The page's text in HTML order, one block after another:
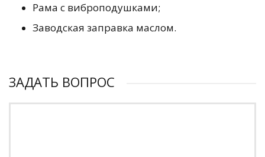
Рама с виброподушками;
Заводская заправка маслом.
ЗАДАТЬ ВОПРОС